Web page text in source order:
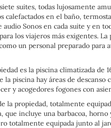
suites, todas lujosamente
calefactados en el baño,
Sonos en cada suite y en
los viajeros más exigentes.
un personal preparado para
es la piscina climatizada de
piscina hay áreas de descanso
y acogedores fogones con
la propiedad, totalmente
incluye una barbacoa, horno
totalmente equipada junto al